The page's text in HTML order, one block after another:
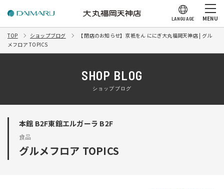
LANGUAGE MENU
TOP ショップブログ
【 閉店のお知らせ】京衹をん ににぎ大丸福岡天神店 | グル
メフロア TOPICS
SHOP BLOG
ショップブログ
本館 B2F東館エルガーラ B2F
食品
グルメフロア TOPICS